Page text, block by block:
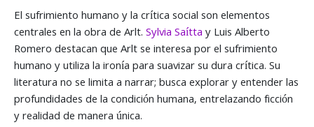
El sufrimiento humano y la crítica social son elementos
centrales en la obra de Arlt.Sylvia Saíttay Luis Alberto
Romero destacan que Arlt se interesa por el sufrimiento
humano y utiliza la ironía para suavizar su dura crítica. Su
literatura no se limita a narrar; busca explorar y entender las
profundidades de la condición humana, entrelazando ficción
y realidad de manera única.